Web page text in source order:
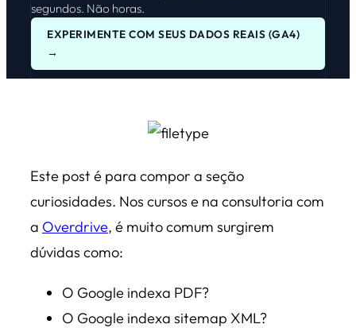
segundos. Não horas.
EXPERIMENTE COM SEUS DADOS REAIS (GA4)
→
Este post é para compor a seção
curiosidades. Nos cursos e na consultoria com
a Overdrive, é muito comum surgirem
dúvidas como:
O Google indexa PDF?
O Google indexa sitemap XML?